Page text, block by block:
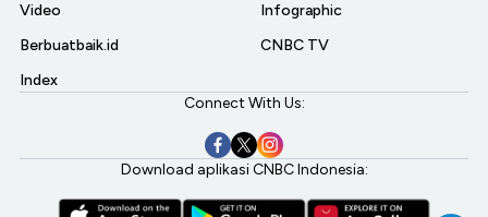
Video
Berbuatbaik.id
Index
Infographic
CNBC TV
Connect With Us:
Download aplikasi CNBC Indonesia: